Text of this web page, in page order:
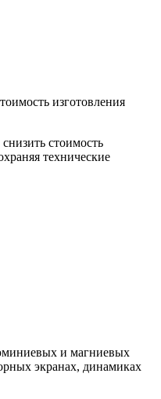
изготовления
стоимость
технические
и магниевых
экранах, динамиках